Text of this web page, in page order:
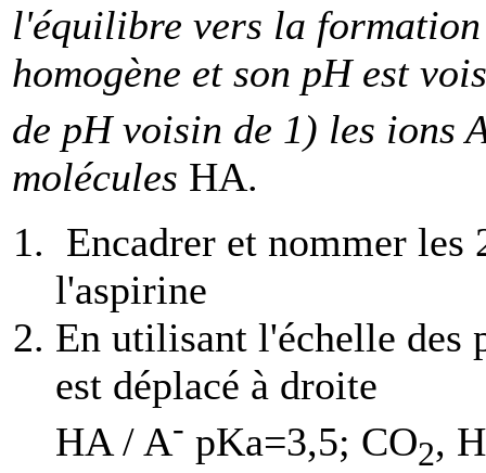
l'équilibre vers la formation
homogène et son pH est
de pH voisin de 1) les ions
molécules HA.
Encadrer et nommer
l'aspirine
En utilisant l'échelle
est déplacé à droite
HA / A- pKa=3,5; CO2, H